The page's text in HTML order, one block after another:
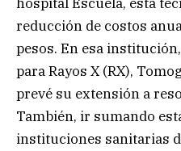
reducción de costos
pesos. En esa
para Rayos X (RX),
prevé su extensión a
También, ir sumando
instituciones sanitarias